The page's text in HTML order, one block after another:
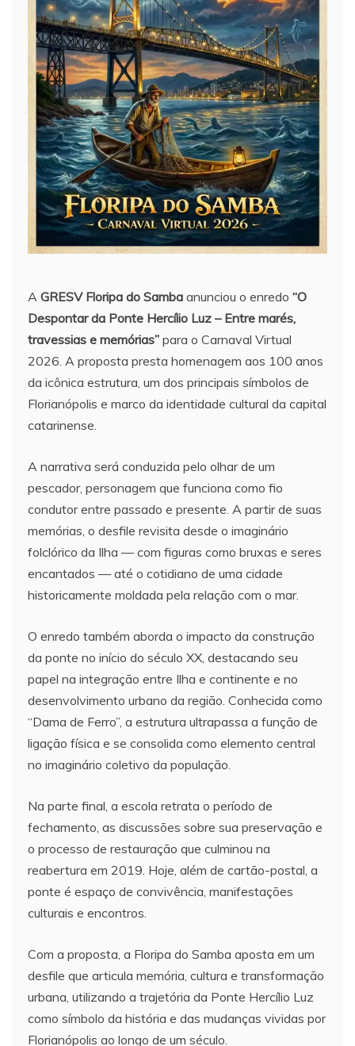
A GRESV Floripa do Samba anunciou o enredo “O
Despontar da Ponte Hercílio Luz – Entre marés,
travessias e memórias” para o Carnaval Virtual
2026. A proposta presta homenagem aos 100 anos
da icônica estrutura, um dos principais símbolos de
Florianópolis e marco da identidade cultural da capital
catarinense.
A narrativa será conduzida pelo olhar de um
pescador, personagem que funciona como fio
condutor entre passado e presente. A partir de suas
memórias, o desfile revisita desde o imaginário
folclórico da Ilha — com figuras como bruxas e seres
encantados — até o cotidiano de uma cidade
historicamente moldada pela relação com o mar.
O enredo também aborda o impacto da construção
da ponte no início do século XX, destacando seu
papel na integração entre Ilha e continente e no
desenvolvimento urbano da região. Conhecida como
“Dama de Ferro”, a estrutura ultrapassa a função de
ligação física e se consolida como elemento central
no imaginário coletivo da população.
Na parte final, a escola retrata o período de
fechamento, as discussões sobre sua preservação e
o processo de restauração que culminou na
reabertura em 2019. Hoje, além de cartão-postal, a
ponte é espaço de convivência, manifestações
culturais e encontros.
Com a proposta, a Floripa do Samba aposta em um
desfile que articula memória, cultura e transformação
urbana, utilizando a trajetória da Ponte Hercílio Luz
como símbolo da história e das mudanças vividas por
Florianópolis ao longo de um século.